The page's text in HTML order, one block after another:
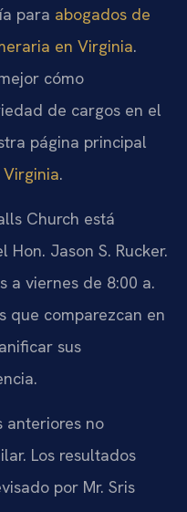
para abogados de
en Virginia.
cómo
de cargos en el
página principal
.
Church está
Jason S. Rucker.
a viernes de 8:00 a.
que comparezcan en
sus
anteriores no
Los resultados
por Mr. Sris